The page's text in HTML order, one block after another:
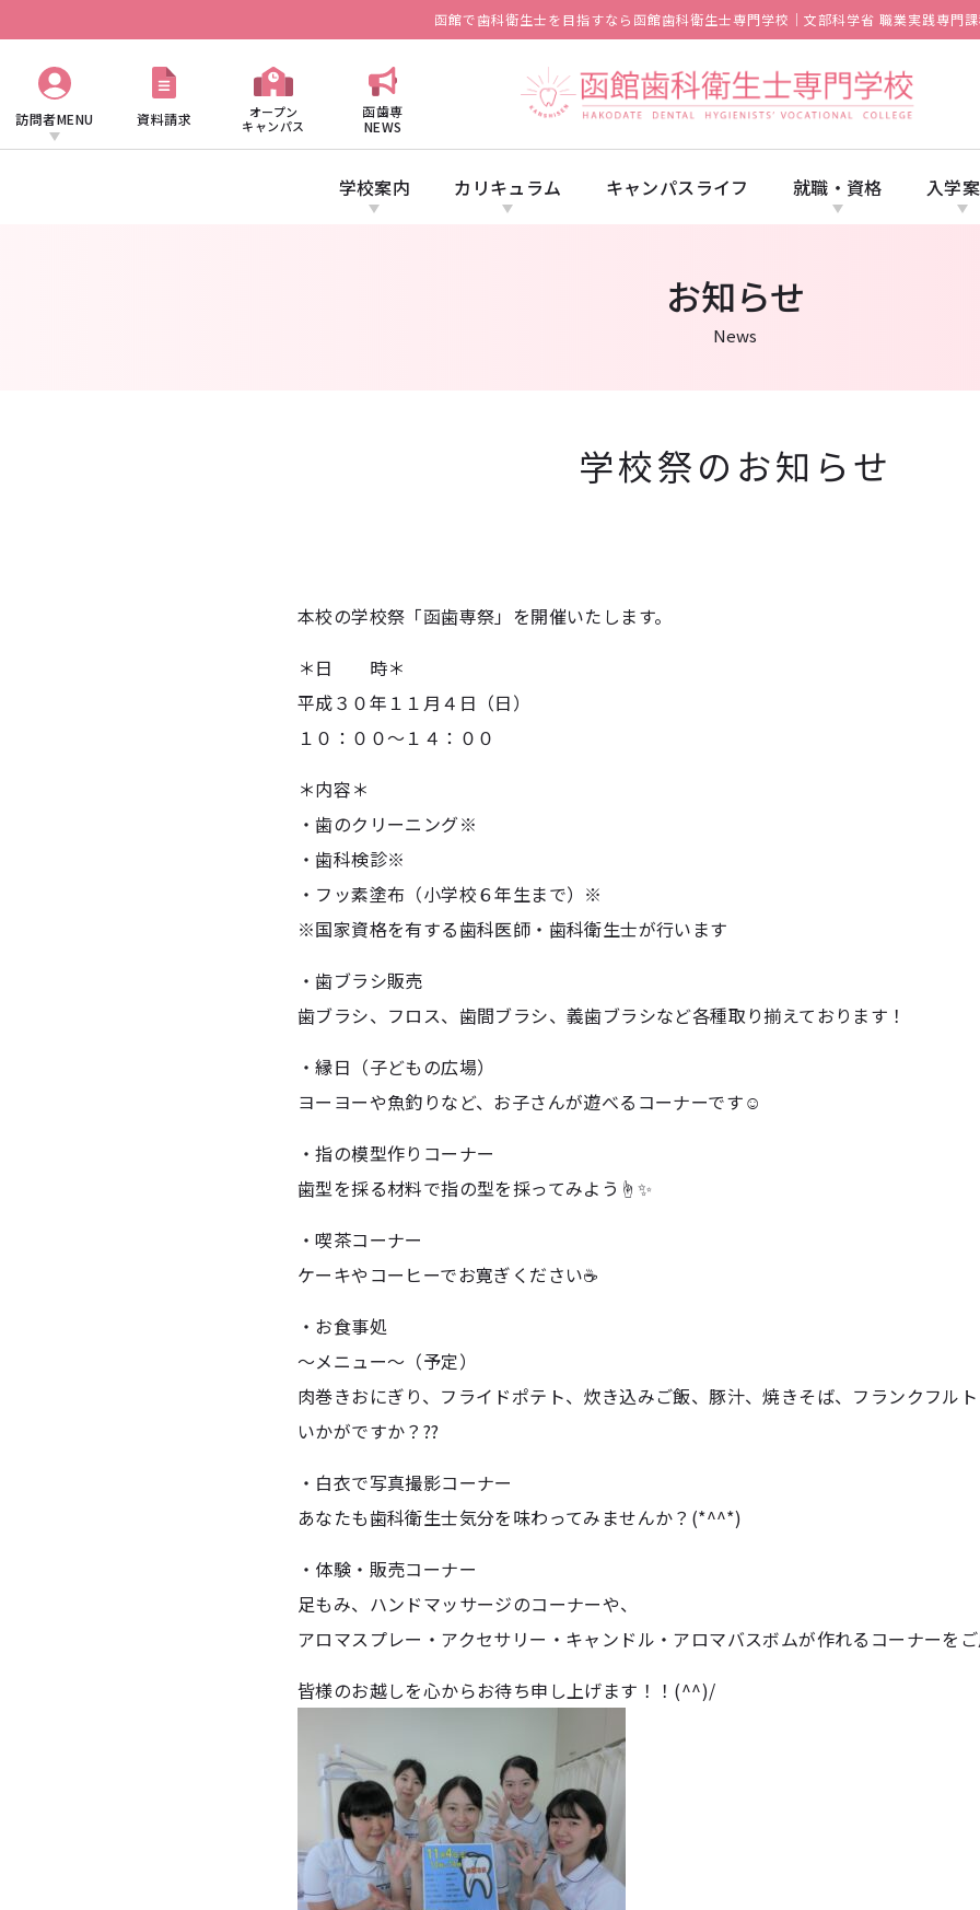
函館で歯科衛生士を目指すなら函館歯科衛生士専門学校｜文部科学省 職業実践専門
訪問者MENU 資料請求
オープン
キャンパス
函歯専
NEWS
学校案内 カリキュラム キャンパスライフ 就職・資格 入学
お知らせ
News
学校祭のお知らせ
本校の学校祭「函歯専祭」を開催いたします。
＊日 時＊
平成３０年１１月４日（日）
１０：００～１４：００
＊内容＊
・歯のクリーニング※
・歯科検診※
・フッ素塗布（小学校６年生まで）※
※国家資格を有する歯科医師・歯科衛生士が行います
・歯ブラシ販売
歯ブラシ、フロス、歯間ブラシ、義歯ブラシなど各種取り揃えております！
・縁日（子どもの広場）
ヨーヨーや魚釣りなど、お子さんが遊べるコーナーです☺
・指の模型作りコーナー
歯型を採る材料で指の型を採ってみよう☝✨
・喫茶コーナー
ケーキやコーヒーでお寛ぎください☕
・お食事処
～メニュー～（予定）
肉巻きおにぎり、フライドポテト、炊き込みご飯、豚汁、焼きそば、フランクフルト
いかがですか？??
・白衣で写真撮影コーナー
あなたも歯科衛生士気分を味わってみませんか？(*^^*)
・体験・販売コーナー
足もみ、ハンドマッサージのコーナーや、
アロマスプレー・アクセサリー・キャンドル・アロマバスボムが作れるコーナーを
皆様のお越しを心からお待ち申し上げます！！(^^)/